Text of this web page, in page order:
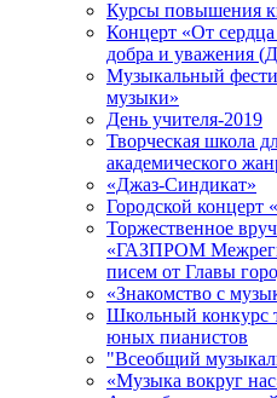
Курсы повышения
Концерт «От
добра и уважения
Музыкальный
музыки»
День учителя-2019
Творческая школа
академического
«Джаз-Синдикат»
Городской концерт
Торжественное
«ГАЗПРОМ
писем от Главы
«Знакомство с
Школьный конкурс
юных пианистов
"Всеобщий
«Музыка вокруг